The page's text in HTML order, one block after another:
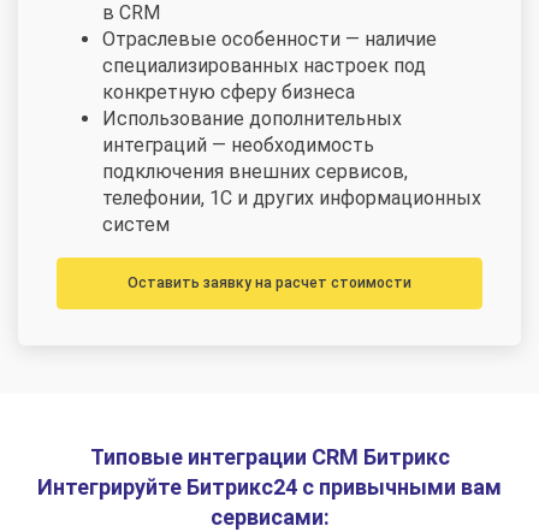
в CRM
Отраслевые особенности — наличие
специализированных настроек под
конкретную сферу бизнеса
Использование дополнительных
интеграций — необходимость
подключения внешних сервисов,
телефонии, 1С и других информационных
систем
Оставить заявку на расчет стоимости
Типовые интеграции CRM Битрикс
Интегрируйте Битрикс24 с привычными вам
сервисами: